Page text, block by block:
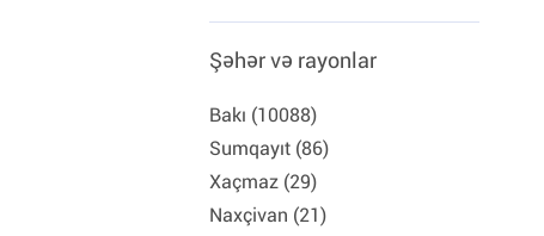
Şəhər və rayonlar
Bakı (10088)
Sumqayıt (86)
Xaçmaz (29)
Naxçivan (21)